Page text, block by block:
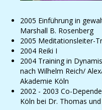
2005 Einführung in
Marshall B. Rosenberg
2005 Meditationsleiter-
2004 Reiki I
2004 Training in
nach Wilhelm Reich/
Akademie Köln
2002 - 2003 Co-
Köln bei Dr. Thomas